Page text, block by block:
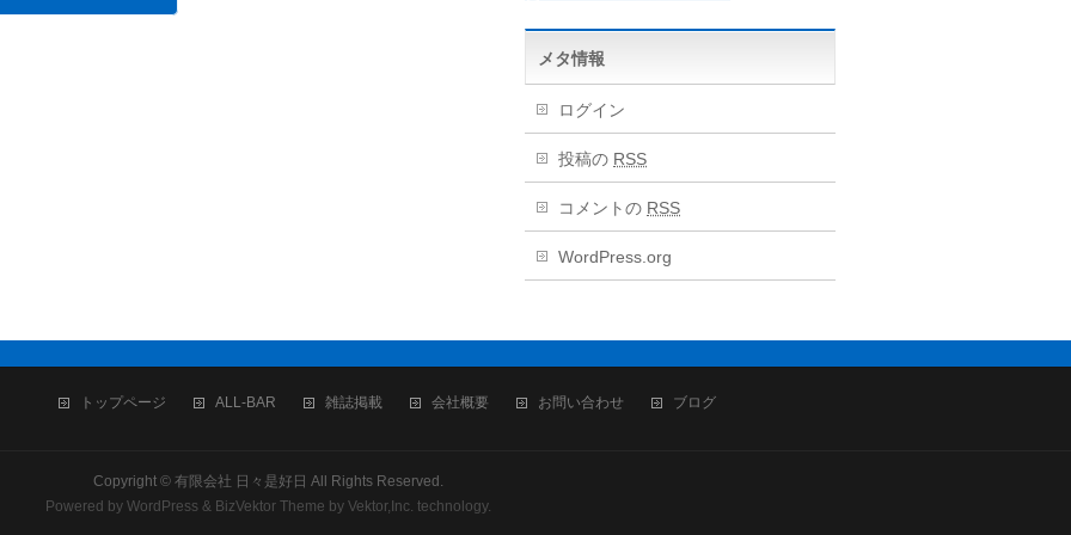
メタ情報
ログイン
投稿の RSS
コメントの RSS
WordPress.org
トップページ ALL-BAR 雑誌掲載 会社概要 お問い合わせ ブログ
Copyright © 有限会社 日々是好日 All Rights Reserved.
Powered by WordPress & BizVektor Theme by Vektor,Inc. technology.